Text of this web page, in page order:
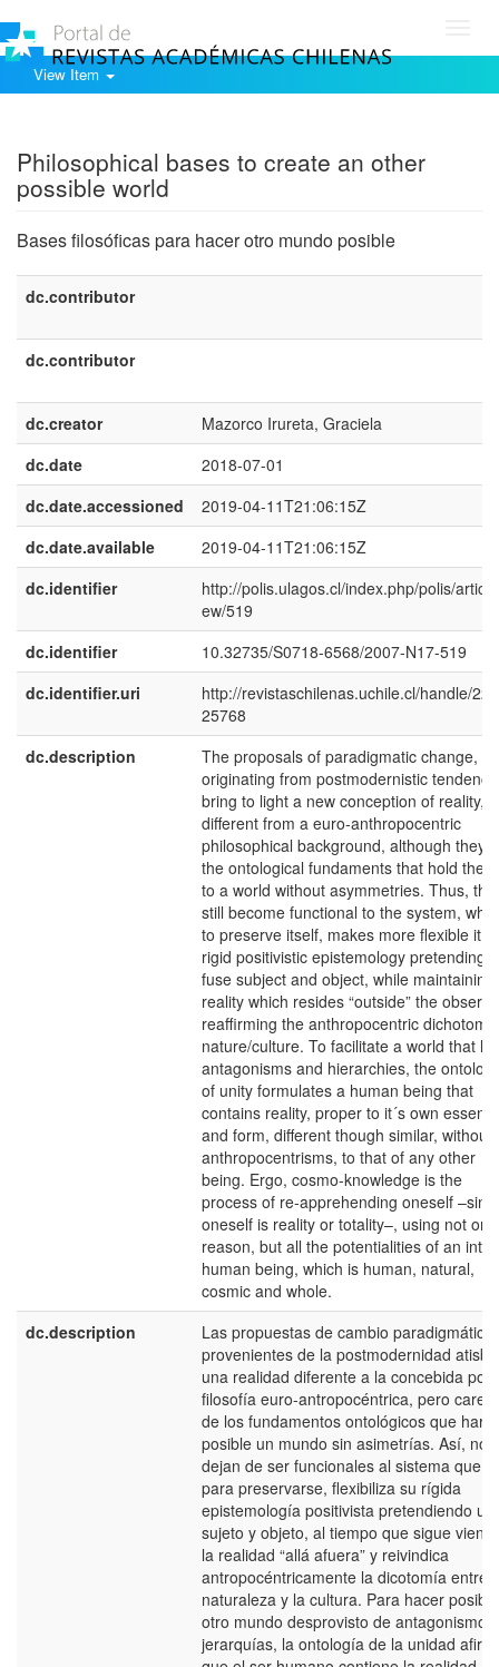
View Item
Philosophical bases to create an other
possible world
Bases filosóficas para hacer otro mundo posible
dc.contributor
dc.contributor
dc.creator
Mazorco Irureta, Graciela
dc.date
2018-07-01
dc.date.accessioned
2019-04-11T21:06:15Z
dc.date.available
2019-04-11T21:06:15Z
dc.identifier
http://polis.ulagos.cl/index.php/polis/
ew/519
dc.identifier
10.32735/S0718-6568/2007-N17-519
dc.identifier.uri
http://revistaschilenas.uchile.cl/handle/
25768
dc.description
The proposals of paradigmatic change,
originating from postmodernistic
bring to light a new conception of reality,
different from a euro-anthropocentric
philosophical background, although they
the ontological fundaments that hold the
to a world without asymmetries. Thus,
still become functional to the system,
to preserve itself, makes more flexible it´s
rigid positivistic epistemology pretending
fuse subject and object, while maintaining
reality which resides “outside” the
reaffirming the anthropocentric dichotomy
nature/culture. To facilitate a world that
antagonisms and hierarchies, the
of unity formulates a human being that
contains reality, proper to it´s own
and form, different though similar, without
anthropocentrisms, to that of any other
being. Ergo, cosmo-knowledge is the
process of re-apprehending oneself
oneself is reality or totality–, using not only
reason, but all the potentialities of an
human being, which is human, natural,
cosmic and whole.
dc.description
Las propuestas de cambio paradigmático
provenientes de la postmodernidad
una realidad diferente a la concebida por
filosofía euro-antropocéntrica, pero
de los fundamentos ontológicos que
posible un mundo sin asimetrías. Así, no
dejan de ser funcionales al sistema que,
para preservarse, flexibiliza su rígida
epistemología positivista pretendiendo
sujeto y objeto, al tiempo que sigue
la realidad “allá afuera” y reivindica
antropocéntricamente la dicotomía entre
naturaleza y la cultura. Para hacer posible
otro mundo desprovisto de antagonismos
jerarquías, la ontología de la unidad